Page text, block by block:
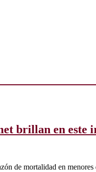
brillan en este
de mortalidad en